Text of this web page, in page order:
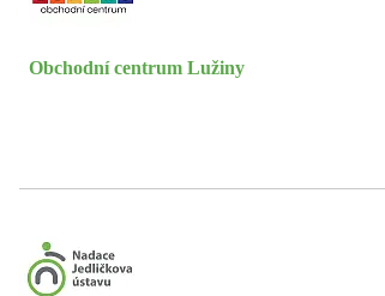
Obchodní centrum Lužiny